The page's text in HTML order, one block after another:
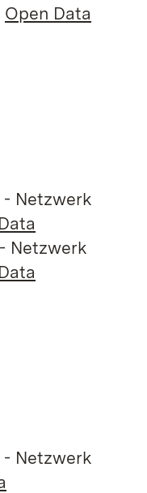
Open Data
- Netzwerk
Netzwerk
- Netzwerk